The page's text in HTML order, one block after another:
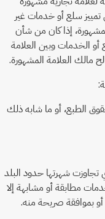
تمييز سلع أو خدمات غير
إذا كان من شأن
الخدمات وبين العلامة
مالك العلامة المشهورة.
الطبع، أو ما شابه ذلك
تجاوزت شهرتها حدود البلد
مطابقة أو مشابهة إلا
بموافقة صريحة منه.